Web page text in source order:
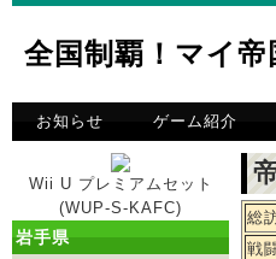
全国制覇！マイ帝
お知らせ ゲーム紹介
Wii U プレミアムセット
(WUP-S-KAFC)
岩手県
総
戦